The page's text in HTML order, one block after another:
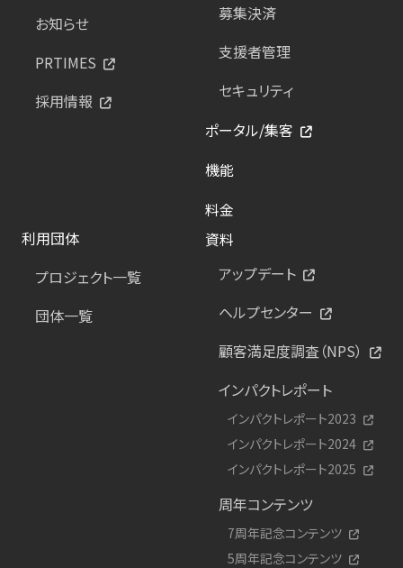
お知らせ
PRTIMES
採用情報
募集決済
支援者管理
セキュリティ
ポータル/集客
機能
料金
利用団体
プロジェクト一覧
団体一覧
資料
アップデート
ヘルプセンター
顧客満足度調査（NPS）
インパクトレポート
インパクトレポート2023
インパクトレポート2024
インパクトレポート2025
周年コンテンツ
7周年記念コンテンツ
5周年記念コンテンツ